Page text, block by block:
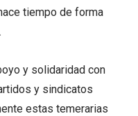
tiempo de forma
y solidaridad con
y sindicatos
estas temerarias